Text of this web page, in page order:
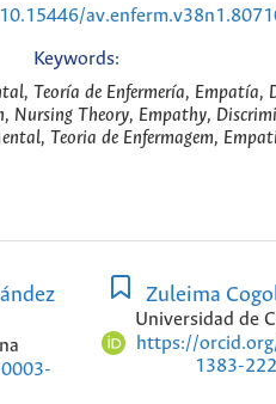
Keywords:
Teoría de Enfermería, Empatía,
Nursing Theory, Empathy,
Teoria de Enfermagem,
Zuleima
Universidad de
https://
1383-